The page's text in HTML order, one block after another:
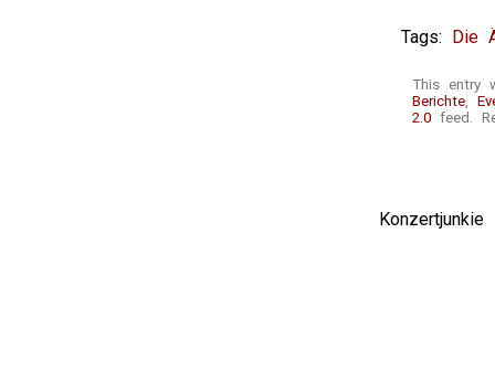
Tags: Die
This entry
Berichte,
2.0 feed.